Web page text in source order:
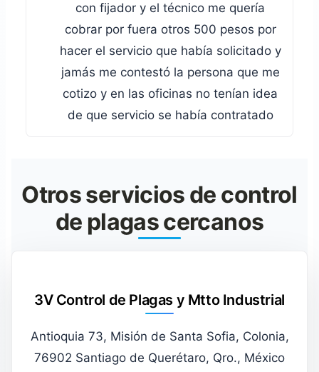
con fijador y el técnico me quería
cobrar por fuera otros 500 pesos por
hacer el servicio que había solicitado y
jamás me contestó la persona que me
cotizo y en las oficinas no tenían idea
de que servicio se había contratado
Otros servicios de control
de plagas cercanos
3V Control de Plagas y Mtto Industrial
Antioquia 73, Misión de Santa Sofia, Colonia,
76902 Santiago de Querétaro, Qro., México